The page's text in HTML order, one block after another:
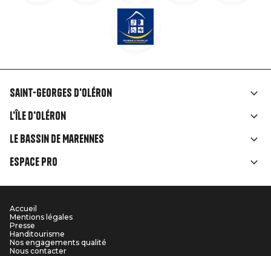
Liens
rubriques
Saint-Georges d'Oléron
L'île d'Oléron
Le Bassin de Marennes
Espace Pro
Menu
Pied
Accueil
Mentions légales
Presse
Handitourisme
Nos engagements qualité
Nous contacter